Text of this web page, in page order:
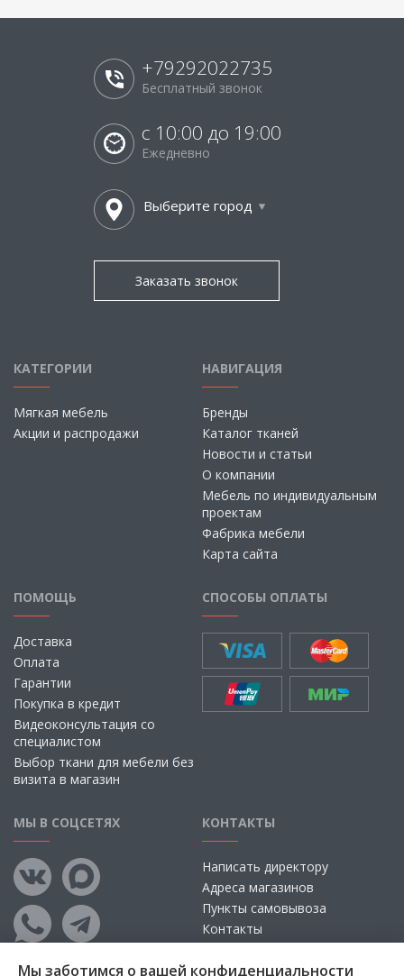
+79292022735
Бесплатный звонок
с 10:00 до 19:00
Ежедневно
Выберите город
Заказать звонок
КАТЕГОРИИ
Мягкая мебель
Акции и распродажи
НАВИГАЦИЯ
Бренды
Каталог тканей
Новости и статьи
О компании
Мебель по индивидуальным
проектам
Фабрика мебели
Карта сайта
ПОМОЩЬ
Доставка
Оплата
Гарантии
Покупка в кредит
Видеоконсультация со
специалистом
Выбор ткани для мебели без
визита в магазин
СПОСОБЫ ОПЛАТЫ
МЫ В СОЦСЕТЯХ КОНТАКТЫ
Написать директору
Адреса магазинов
Пункты самовывоза
Контакты
Мы заботимся о вашей конфиденциальности